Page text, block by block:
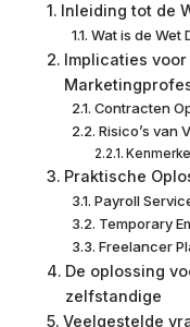
Inleiding tot de
Wat is de Wet
Implicaties
Contracten
Risico’s van
Praktische
Payroll
Temporary
Freelancer
De oplossing
zelfstandige
Veelgestelde